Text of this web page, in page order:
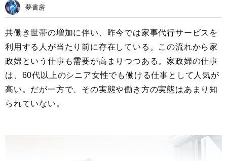
夢書房
共働き世帯の増加に伴い、昨今では家事代行サービスを
利用する人が当たり前に存在している。この流れから家
政婦という仕事も需要が高まりつつある。家政婦の仕事
は、60代以上のシニア女性でも働ける仕事として人気が
高い。だが一方で、その実態や働き方の実態はあまり知
られていない。